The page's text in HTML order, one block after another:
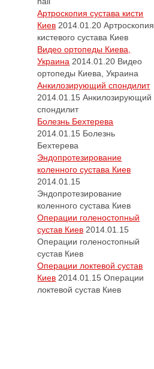
Артроскопия сустава кисти
Киев 2014.01.20 Артроскопия
кистевого сустава Киев
Видео ортопеды Киева,
Украина 2014.01.20 Видео
ортопеды Киева, Украина
Анкилозирующий спондилит
2014.01.15 Анкилозирующий
спондилит
Болезнь Бехтерева
2014.01.15 Болезнь
Бехтерева
Эндопротезирование
коленного сустава Киев
2014.01.15
Эндопротезирование
коленного сустава Киев
Операции голеностопный
сустав Киев 2014.01.15
Операции голеностопный
сустав Киев
Операции локтевой сустав
Киев 2014.01.15 Операции
локтевой сустав Киев